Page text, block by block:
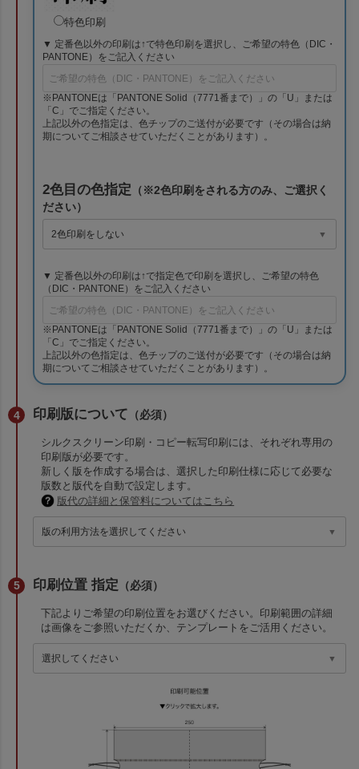
特色印刷
▼ 定番色以外の印刷は↑で特色印刷を選択し、ご希望の特色（DIC・
PANTONE）をご記入ください
※PANTONEは「PANTONE Solid（7771番まで）」の「U」または
「C」でご指定ください。
上記以外の色指定は、色チップのご送付が必要です（その場合は納
期についてご相談させていただくことがあります）。
2色目の色指定 （※2色印刷をされる方のみ、ご選択く
ださい）
▼ 定番色以外の印刷は↑で指定色で印刷を選択し、ご希望の特色
（DIC・PANTONE）をご記入ください
※PANTONEは「PANTONE Solid（7771番まで）」の「U」または
「C」でご指定ください。
上記以外の色指定は、色チップのご送付が必要です（その場合は納
期についてご相談させていただくことがあります）。
印刷版について （必須）
シルクスクリーン印刷・コピー転写印刷には、それぞれ専用の
印刷版が必要です。
新しく版を作成する場合は、選択した印刷仕様に応じて必要な
版数と版代を自動で設定します。
版代の詳細と保管料についてはこちら
印刷位置 指定 （必須）
下記よりご希望の印刷位置をお選びください。印刷範囲の詳細
は画像をご参照いただくか、テンプレートをご活用ください。